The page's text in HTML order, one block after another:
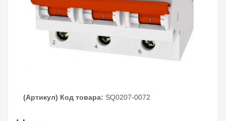
(Артикул) Код товара: SQ0207-0072